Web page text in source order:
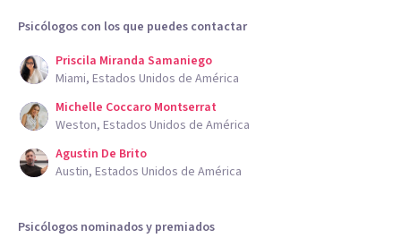
Psicólogos con los que puedes contactar
Priscila Miranda Samaniego
Miami, Estados Unidos de América
Michelle Coccaro Montserrat
Weston, Estados Unidos de América
Agustin De Brito
Austin, Estados Unidos de América
Psicólogos nominados y premiados